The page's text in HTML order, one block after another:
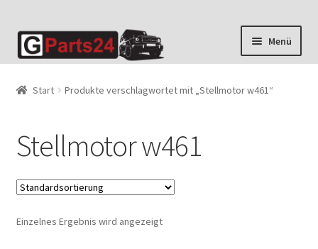
Zur
Navigation
Zum
Inhalt
Menü
Start Produkte verschlagwortet mit „Stellmotor w461“
Stellmotor w461
Einzelnes Ergebnis wird angezeigt